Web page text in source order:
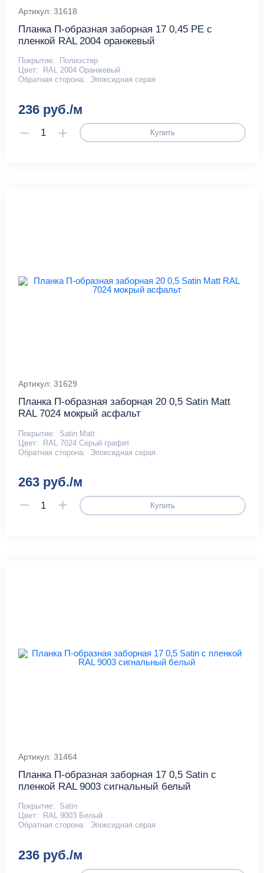
Артикул: 31618
Планка П-образная заборная 17 0,45 PE с
пленкой RAL 2004 оранжевый
Покрытие:
Полиэстер
Цвет:
RAL 2004 Оранжевый
Обратная сторона:
Эпоксидная серая
236 руб./м
Купить
Артикул: 31629
Планка П-образная заборная 20 0,5 Satin Мatt
RAL 7024 мокрый асфальт
Покрытие:
Satin Matt
Цвет:
RAL 7024 Серый графит
Обратная сторона:
Эпоксидная серая
263 руб./м
Купить
Артикул: 31464
Планка П-образная заборная 17 0,5 Satin с
пленкой RAL 9003 сигнальный белый
Покрытие:
Satin
Цвет:
RAL 9003 Белый
Обратная сторона:
Эпоксидная серая
236 руб./м